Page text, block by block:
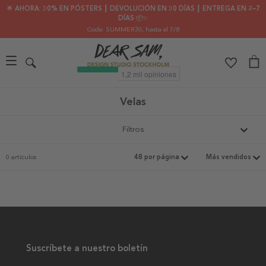
🌟 AHORA: 30% EN PÓSTERS ┃ DEVOLUCIÓN EN 30 DÍAS ┃ ENTREGA EN 2–7
DÍAS 📦✨
Code: SUMMER30, hasta el 7/8
Velas
Filtros
0 artículos
Suscríbete a nuestro boletín